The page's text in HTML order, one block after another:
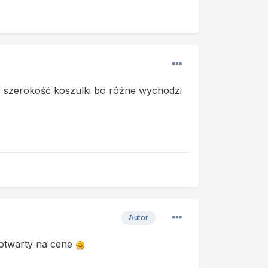
koszulki bo różne wychodzi
Autor
na cene